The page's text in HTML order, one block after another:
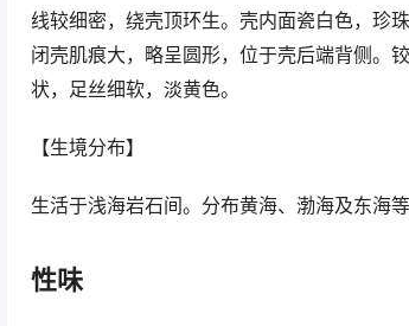
线较细密，绕壳顶环生。壳内面瓷白色，珍
闭壳肌痕大，略呈圆形，位于壳后端背侧。
状，足丝细软，淡黄色。
【生境分布】
生活于浅海岩石间。分布黄海、渤海及东海等
性味